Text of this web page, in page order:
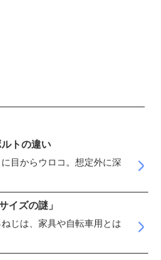
トの違い
目からウロコ。想定外に深
イズの謎」
じは、家具や自転車用とは